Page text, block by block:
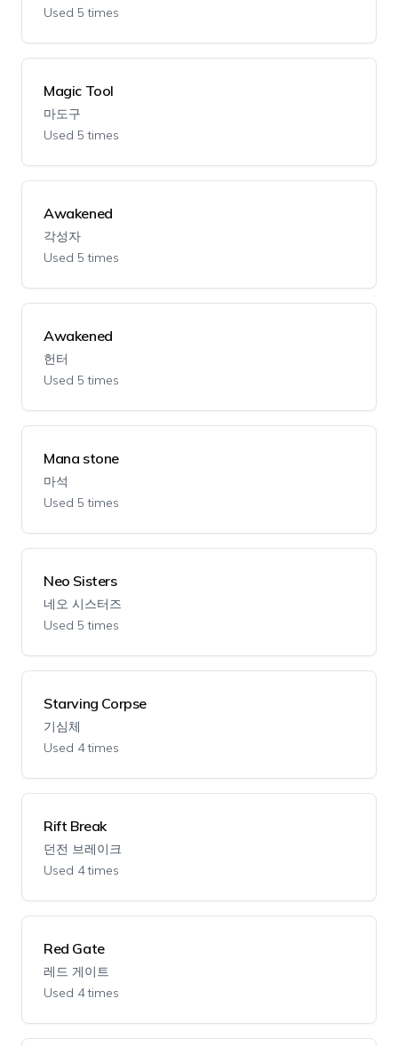
Used 5 times
Magic Tool
마도구
Used 5 times
Awakened
각성자
Used 5 times
Awakened
헌터
Used 5 times
Mana stone
마석
Used 5 times
Neo Sisters
네오 시스터즈
Used 5 times
Starving Corpse
기심체
Used 4 times
Rift Break
던전 브레이크
Used 4 times
Red Gate
레드 게이트
Used 4 times